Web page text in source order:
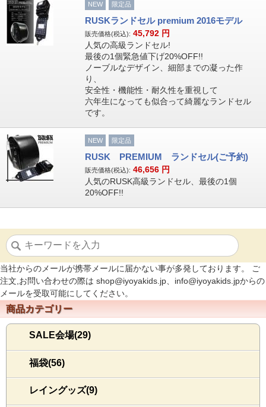
NEW 限定品
RUSKランドセル premium 2016モデル
販売価格(税込): 45,792 円
人気の高級ランドセル!
最後の1個緊急値下げ20%OFF!!
ノーブルなデザイン、細部までの凝った作
り、
安全性・機能性・耐久性を重視して
六年生になっても似合って綺麗なランドセル
です。
NEW 限定品
RUSK PREMIUM ランドセル(ご予約)
販売価格(税込): 46,656 円
人気のRUSK高級ランドセル、最後の1個
20%OFF!!
当社からのメールが携帯メールに届かない事が多発しております。 ご
注文,お問い合わせの際は shop@iyoyakids.jp、info@iyoyakids.jpからの
メールを受取可能にしてください。
商品カテゴリー
SALE会場(29)
福袋(56)
レイングッズ(9)